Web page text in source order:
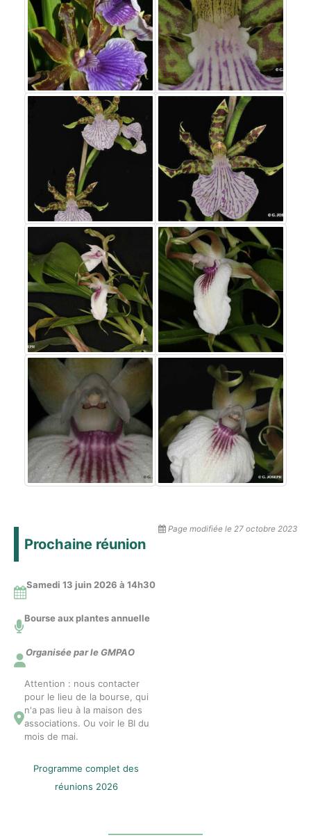
Page modifiée le 27 octobre 2023
Prochaine réunion
Samedi 13 juin 2026 à 14h30
Bourse aux plantes annuelle
Organisée par le GMPAO
Attention : nous contacter
pour le lieu de la bourse, qui
n'a pas lieu à la maison des
associations. Ou voir le BI du
mois de mai.
Programme complet des
réunions 2026